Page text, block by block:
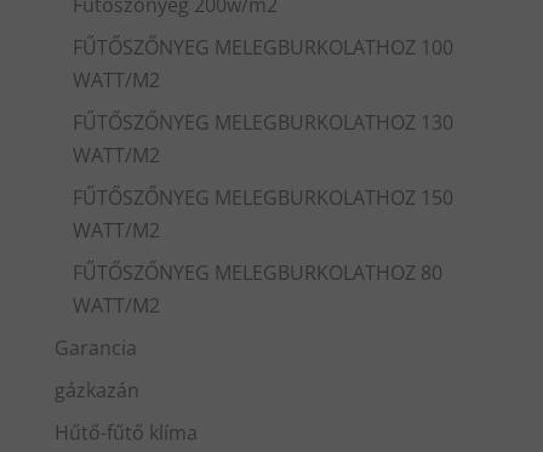
Fűtőszőnyeg 200w/m2
FŰTŐSZŐNYEG MELEGBURKOLATHOZ 100
WATT/M2
FŰTŐSZŐNYEG MELEGBURKOLATHOZ 130
WATT/M2
FŰTŐSZŐNYEG MELEGBURKOLATHOZ 150
WATT/M2
FŰTŐSZŐNYEG MELEGBURKOLATHOZ 80
WATT/M2
Garancia
gázkazán
Hűtő-fűtő klíma